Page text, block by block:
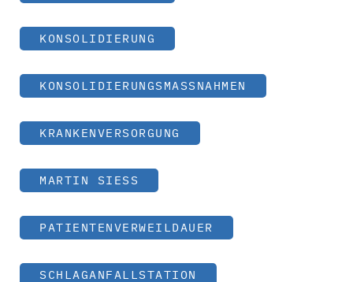
KONSOLIDIERUNG
KONSOLIDIERUNGSMASSNAHMEN
KRANKENVERSORGUNG
MARTIN SIESS
PATIENTENVERWEILDAUER
SCHLAGANFALLSTATION